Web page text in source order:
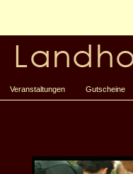
Veranstaltungen Gutscheine